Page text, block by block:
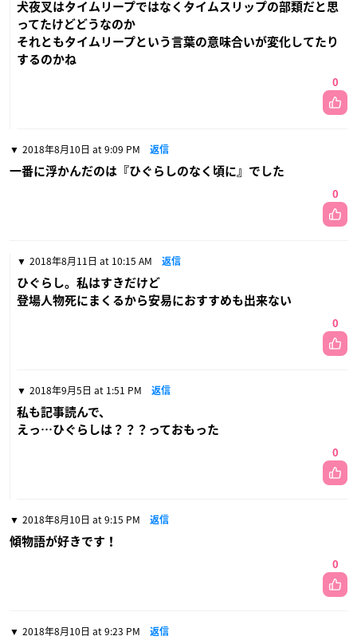
犬夜叉はタイムリープではなくタイムスリップの部類だと思
ってたけどどうなのか
それともタイムリープという言葉の意味合いが変化してたり
するのかね
0
2018年8月10日 at 9:09 PM 返信
一番に浮かんだのは『ひぐらしのなく頃に』でした
0
2018年8月11日 at 10:15 AM 返信
ひぐらし。私はすきだけど
登場人物死にまくるから安易におすすめも出来ない
0
2018年9月5日 at 1:51 PM 返信
私も記事読んで、
えっ…ひぐらしは？？？っておもった
0
2018年8月10日 at 9:15 PM 返信
傾物語が好きです！
0
2018年8月10日 at 9:23 PM 返信